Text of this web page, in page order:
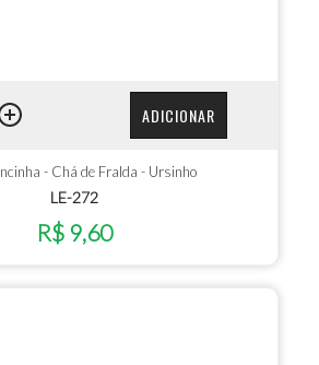
ADICIONAR
- Chá de Fralda - Ursinho
LE-272
R$ 9,60